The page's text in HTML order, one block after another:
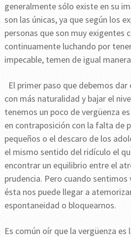
generalmente sólo existe en su
son las únicas, ya que según los
personas que son muy exigentes
continuamente luchando por
impecable, temen de igual
El primer paso que debemos
con más naturalidad y bajar el
tenemos un poco de vergüenza
en contraposición con la falta de
pequeños o el descaro de los
el mismo sentido del ridículo el
encontrar un equilibrio entre el
prudencia. Pero cuando sentimos
ésta nos puede llegar a
espontaneidad o bloquearnos.
Es común oír que la vergüenza es